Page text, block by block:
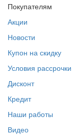
Покупателям
Акции
Новости
Купон на скидку
Условия рассрочки
Дисконт
Кредит
Наши работы
Видео